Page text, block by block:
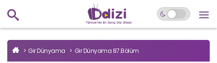
Gir Dünyama Gir Dünyama 87.Bölüm